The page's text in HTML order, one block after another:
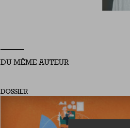
DU MÊME AUTEUR
DOSSIER